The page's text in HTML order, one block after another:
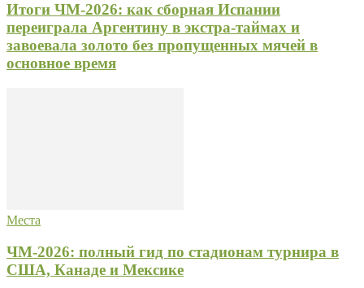
Итоги ЧМ-2026: как сборная Испании
переиграла Аргентину в экстра-таймах и
завоевала золото без пропущенных мячей в
основное время
Места
ЧМ-2026: полный гид по стадионам турнира в
США, Канаде и Мексике